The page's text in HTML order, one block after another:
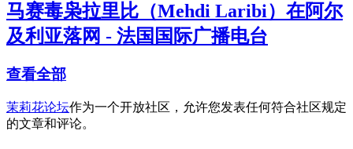
马赛毒枭拉里比（Mehdi Laribi）在阿尔
及利亚落网 - 法国国际广播电台
查看全部
茉莉花论坛作为一个开放社区，允许您发表任何符合社区规定
的文章和评论。